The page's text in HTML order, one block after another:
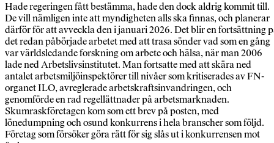
Hade regeringen fått bestämma, hade den dock aldrig kommit till.
De vill nämligen inte att myndigheten alls ska finnas, och planerar
därför för att avveckla den i januari 2026. Det blir en fortsättning
det redan påbörjade arbetet med att trasa sönder vad som en gång
var världsledande forskning om arbete och hälsa, när man 2006
lade ned Arbetslivsinstitutet. Man fortsatte med att skära ned
antalet arbetsmiljöinspektörer till nivåer som kritiserades av FN-
organet ILO, avreglerade arbetskraftsinvandringen, och
genomförde en rad regellättnader på arbetsmarknaden.
Skumraskföretagen kom som ett brev på posten, med
lönedumpning och osund konkurrens i hela branscher som följd.
Företag som försöker göra rätt för sig slås ut i konkurrensen mot